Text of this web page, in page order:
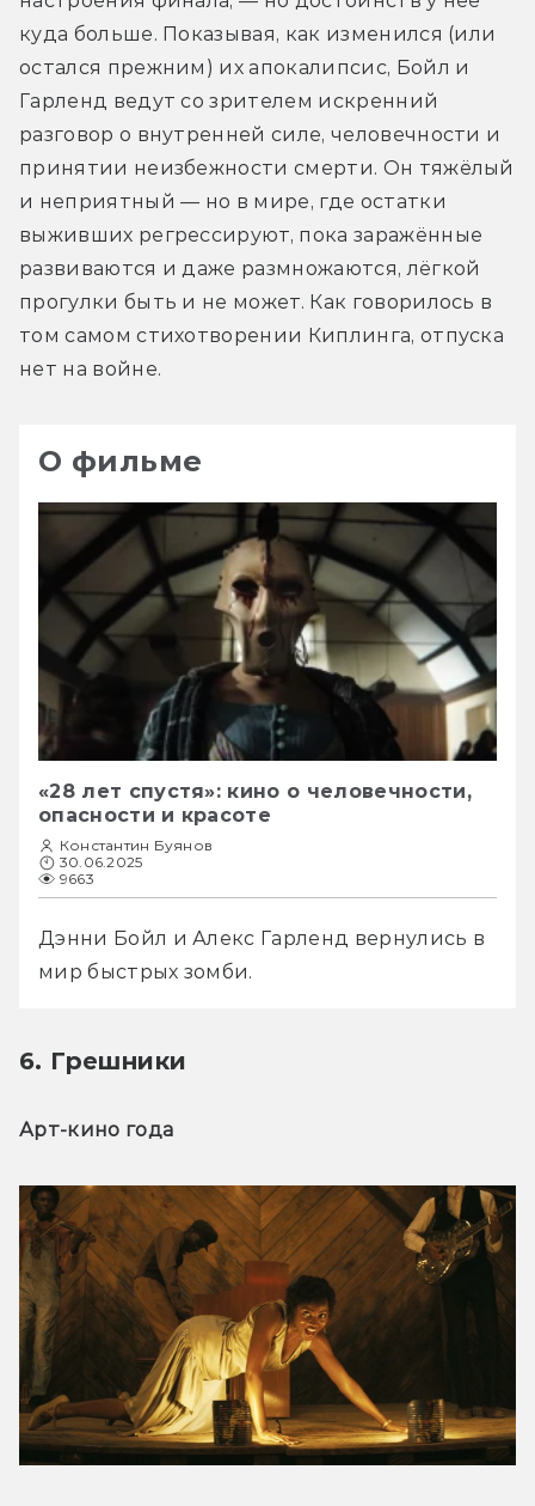
куда больше. Показывая, как изменился (или
остался прежним) их апокалипсис, Бойл и
Гарленд ведут со зрителем искренний
разговор о внутренней силе, человечности и
принятии неизбежности смерти. Он тяжёлый
и неприятный — но в мире, где остатки
выживших регрессируют, пока заражённые
развиваются и даже размножаются, лёгкой
прогулки быть и не может. Как говорилось в
том самом стихотворении Киплинга, отпуска
нет на войне.
О фильме
«28 лет спустя»: кино о человечности,
опасности и красоте
Константин Буянов
30.06.2025
9663
Дэнни Бойл и Алекс Гарленд вернулись в
мир быстрых зомби.
6. Грешники
Арт-кино года